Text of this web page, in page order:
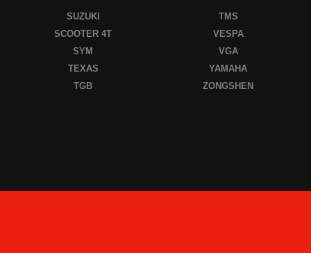
SUZUKI
SCOOTER 4T
SYM
TEXAS
TGB
TMS
VESPA
VGA
YAMAHA
ZONGSHEN